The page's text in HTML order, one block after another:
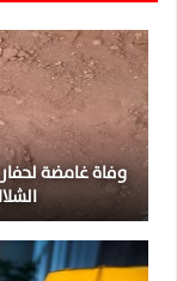
وفاة غامضة لحفار